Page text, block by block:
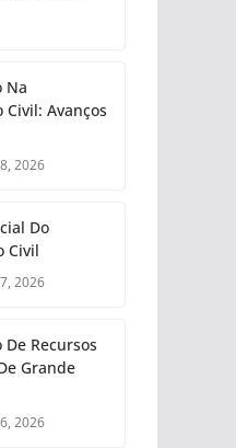
Na
Civil: Avanços
2026
Do
Civil
2026
Recursos
Grande
2026